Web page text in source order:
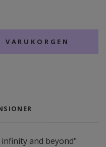
VARUKORGEN
infinity and beyond"